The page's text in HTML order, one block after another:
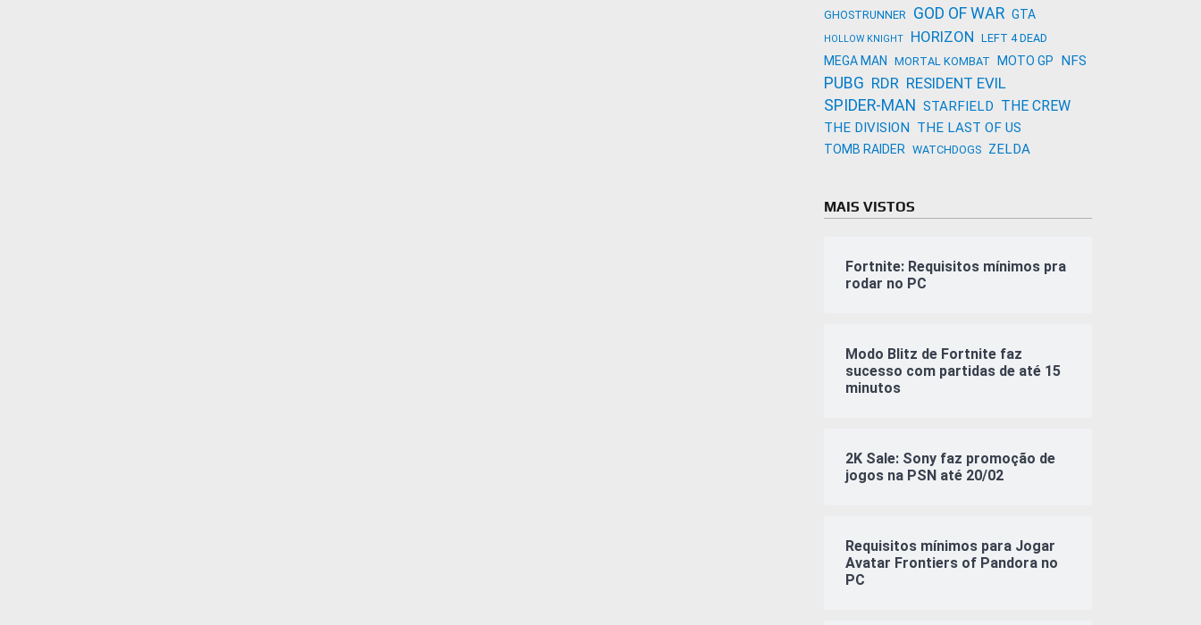
GHOSTRUNNER GOD OF WAR GTA
HOLLOW KNIGHT HORIZON LEFT 4 DEAD
MEGA MAN MORTAL KOMBAT MOTO GP NFS
PUBG RDR RESIDENT EVIL
SPIDER-MAN STARFIELD THE CREW
THE DIVISION THE LAST OF US
TOMB RAIDER WATCHDOGS ZELDA
MAIS VISTOS
Fortnite: Requisitos mínimos pra
rodar no PC
Modo Blitz de Fortnite faz
sucesso com partidas de até 15
minutos
2K Sale: Sony faz promoção de
jogos na PSN até 20/02
Requisitos mínimos para Jogar
Avatar Frontiers of Pandora no
PC